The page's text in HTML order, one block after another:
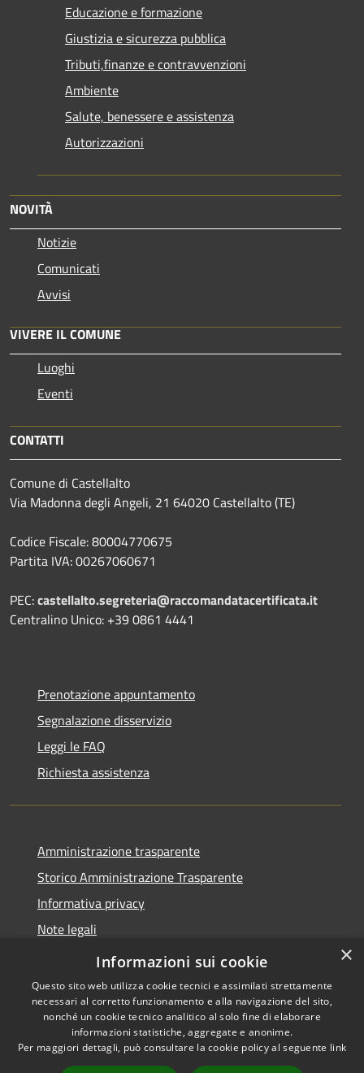
Educazione e formazione
Giustizia e sicurezza pubblica
Tributi,finanze e contravvenzioni
Ambiente
Salute, benessere e assistenza
Autorizzazioni
NOVITÀ
Notizie
Comunicati
Avvisi
VIVERE IL COMUNE
Luoghi
Eventi
CONTATTI
Comune di Castellalto
Via Madonna degli Angeli, 21 64020 Castellalto (TE)
Codice Fiscale: 80004770675
Partita IVA: 00267060671
PEC:castellalto.segreteria@raccomandatacertificata.it
Centralino Unico: +39 0861 4441
Prenotazione appuntamento
Segnalazione disservizio
Leggi le FAQ
Richiesta assistenza
Amministrazione trasparente
Storico Amministrazione Trasparente
Informativa privacy
Note legali
Dichiarazione di accessibilità
Accessibilità
Copyright © 2026 • Comune di
Castellalto • Powered by
×
Informazioni sui cookie
Questo sito web utilizza cookie tecnici e assimilati strettamente
necessari al corretto funzionamento e alla navigazione del sito,
nonché un cookie tecnico analitico al solo fine di elaborare
informazioni statistiche, aggregate e anonime.
Per maggiori dettagli, può consultare la cookie policy al seguente link